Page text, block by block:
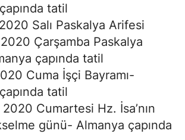
tatil
Salı Paskalya Arifesi
Çarşamba Paskalya
çapında tatil
Cuma İşçi Bayramı-
tatil
Cumartesi Hz. İsa’nın
günü- Almanya çapında